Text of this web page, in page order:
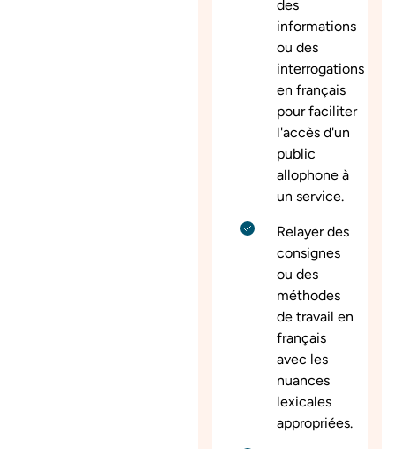
des
informations
ou des
interrogations
en français
pour faciliter
l'accès d'un
public
allophone à
un service.
Relayer des
consignes
ou des
méthodes
de travail en
français
avec les
nuances
lexicales
appropriées.